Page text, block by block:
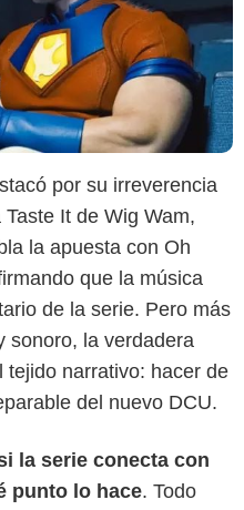
por su irreverencia
It de Wig Wam,
la apuesta con Oh
que la música
de la serie. Pero más
sonoro, la verdadera
tejido narrativo: hacer de
del nuevo DCU.
la serie conecta con
punto lo hace. Todo